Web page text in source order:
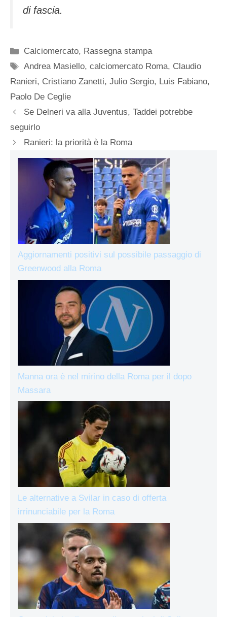
di fascia.
Categorie
Calciomercato, Rassegna stampa
Tag
Andrea Masiello,calciomercato Roma, Claudio
Ranieri, Cristiano Zanetti, Julio Sergio, Luis Fabiano,
Paolo De Ceglie
Se Delneri va alla Juventus, Taddei potrebbe
seguirlo
Ranieri: la priorità è la Roma
Aggiornamenti positivi sul possibile passaggio di
Greenwood alla Roma
Manna ora è nel mirino della Roma per il dopo
Massara
Le alternative a Svilar in caso di offerta
irrinunciabile per la Roma